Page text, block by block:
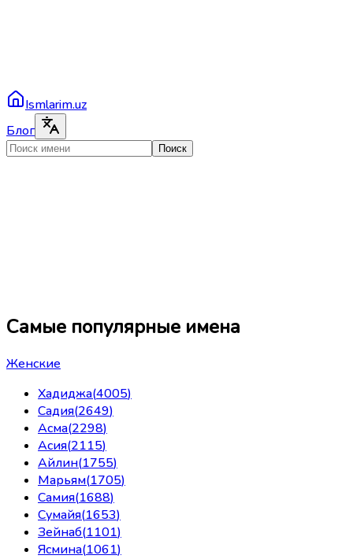
Ismlarim.uz
Блог
Поиск
Самые популярные имена
Женские
Хадиджа(4005)
Садия(2649)
Асма(2298)
Асия(2115)
Айлин(1755)
Марьям(1705)
Самия(1688)
Сумайя(1653)
Зейнаб(1101)
Ясмина(1061)